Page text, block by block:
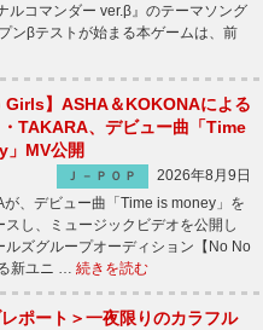
ルコマンダー ver.β』のテーマソング
βテストが始まる本ゲームは、前
Girls】ASHA＆KOKONAによる
TAKARA、デビュー曲「Time
MV公開
Ｊ－ＰＯＰ
2026年8月9日
、デビュー曲「Time is money」を
スし、ミュージックビデオを公開し
ズグループオーディション【No No
新ユニ … 続きを読む
ポート＞一夜限りのカラフル